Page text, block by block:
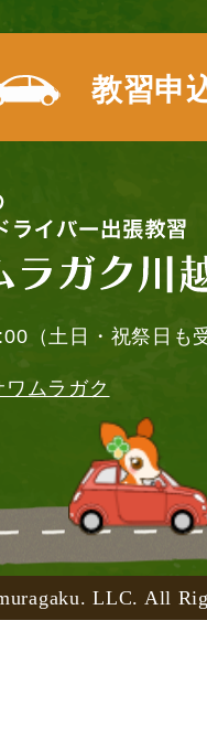
教習申
（土日・祝祭日も
ムラガク
LLC. All